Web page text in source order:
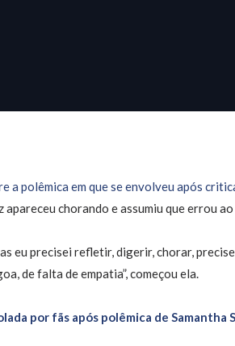
a polêmica em que se envolveu após
chorando e assumiu que errou
eu precisei refletir, digerir, chorar,
de falta de empatia”, começou ela.
por fãs após polêmica de Samantha